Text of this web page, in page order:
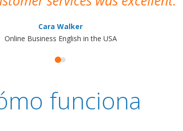
Cara Walker
Online Business English in the USA
funciona